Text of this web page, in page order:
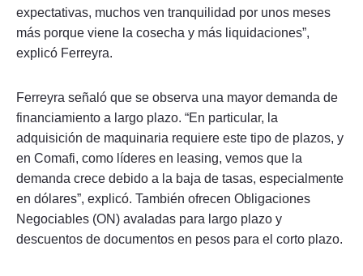
expectativas, muchos ven tranquilidad por unos meses
más porque viene la cosecha y más liquidaciones”,
explicó Ferreyra.
Ferreyra señaló que se observa una mayor demanda de
financiamiento a largo plazo. “En particular, la
adquisición de maquinaria requiere este tipo de plazos, y
en Comafi, como líderes en leasing, vemos que la
demanda crece debido a la baja de tasas, especialmente
en dólares”, explicó. También ofrecen Obligaciones
Negociables (ON) avaladas para largo plazo y
descuentos de documentos en pesos para el corto plazo.